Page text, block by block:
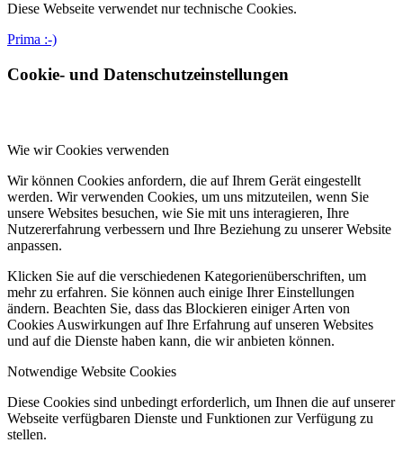
Diese Webseite verwendet nur technische Cookies.
Prima :-)
Cookie- und Datenschutzeinstellungen
Wie wir Cookies verwenden
Wir können Cookies anfordern, die auf Ihrem Gerät eingestellt
werden. Wir verwenden Cookies, um uns mitzuteilen, wenn Sie
unsere Websites besuchen, wie Sie mit uns interagieren, Ihre
Nutzererfahrung verbessern und Ihre Beziehung zu unserer Website
anpassen.
Klicken Sie auf die verschiedenen Kategorienüberschriften, um
mehr zu erfahren. Sie können auch einige Ihrer Einstellungen
ändern. Beachten Sie, dass das Blockieren einiger Arten von
Cookies Auswirkungen auf Ihre Erfahrung auf unseren Websites
und auf die Dienste haben kann, die wir anbieten können.
Notwendige Website Cookies
Diese Cookies sind unbedingt erforderlich, um Ihnen die auf unserer
Webseite verfügbaren Dienste und Funktionen zur Verfügung zu
stellen.